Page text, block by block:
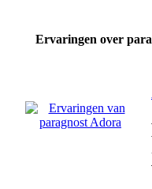
Ervaringen over